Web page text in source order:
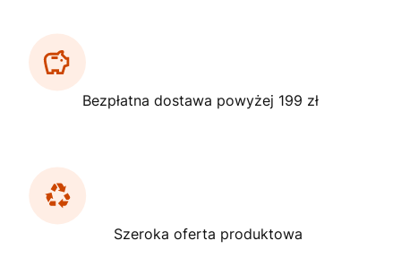
Bezpłatna dostawa powyżej 199 zł
Szeroka oferta produktowa